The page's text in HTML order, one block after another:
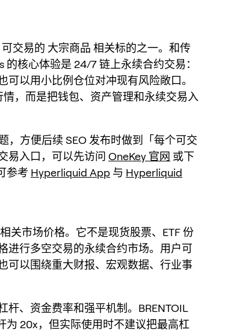
交易的 大宗商品 相关标的之一。和传
核心体验是 24/7 链上永续合约交易：
以用小比例仓位对冲现有风险敞口。
，而是把钱包、资产管理和永续交易入
，方便后续 SEO 发布时做到「每个可交
易入口，可以先访问 OneKey 官网 或下
参考 Hyperliquid App 与 Hyperliquid
关市场价格。它不是现货股票、ETF 份
进行多空交易的永续合约市场。用户可
可以围绕重大财报、宏观数据、行业事
杆、资金费率和强平机制。BRENTOIL
为 20x，但实际使用时不建议把最高杠